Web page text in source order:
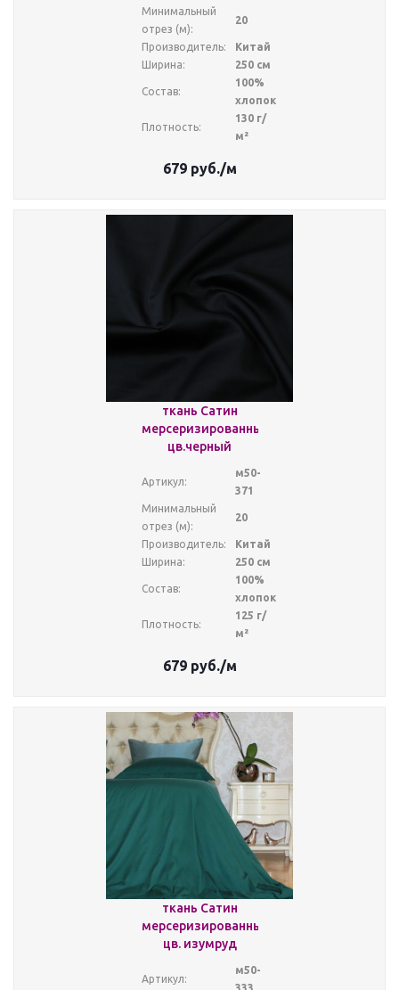
Минимальный
отрез (м):
20
Производитель:
Китай
Ширина:
250 см
Состав:
100%
хлопок
Плотность:
130 г/
м²
679руб./м
ткань Сатин
мерсеризированный
цв.черный
Артикул:
м50-
371
Минимальный
отрез (м):
20
Производитель:
Китай
Ширина:
250 см
Состав:
100%
хлопок
Плотность:
125 г/
м²
679руб./м
ткань Сатин
мерсеризированный,
цв. изумруд
Артикул:
м50-